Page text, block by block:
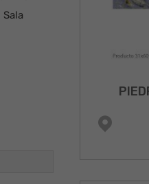
Sala